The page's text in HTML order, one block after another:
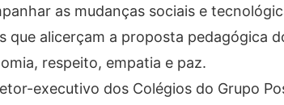
as mudanças sociais e
que alicerçam a proposta pedagógica
respeito, empatia e paz.
executivo dos Colégios do Grupo